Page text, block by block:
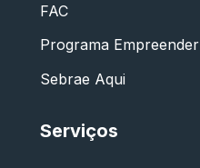
FAC
Programa Empreender
Sebrae Aqui
Serviços